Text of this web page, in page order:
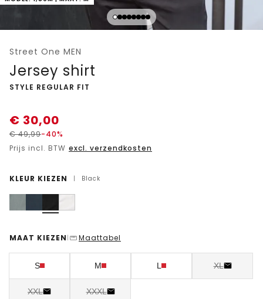
Street One MEN
Jersey shirt
-
STYLE REGULAR FIT
€ 30,00
€49,99-40%
Prijs incl. BTW excl. verzendkosten
KLEUR KIEZEN | Black
MAAT KIEZEN | Maattabel
S M L XL
XXL XXXL